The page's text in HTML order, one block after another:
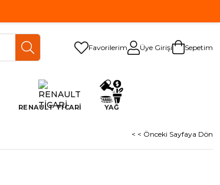
Favorilerim Üye Girişi Sepetim
RENAULT TİCARİ YAĞ
< < Önceki Sayfaya Dön